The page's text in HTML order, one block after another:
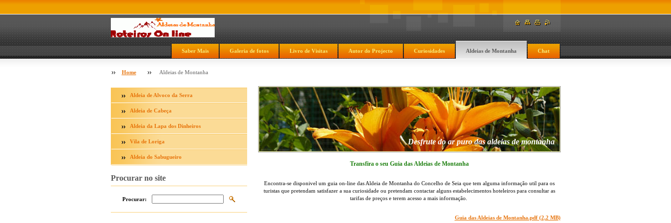
Saber Mais Galeria de fotos Livro de Visitas Autor do Projecto Curiosidades Aldeias de Montanha Chat
Home Aldeias de Montanha
Desfrute do ar puro das aldeias de montanha
Transfira o seu Guia das Aldeias de Montanha
Encontra-se disponivel um guia on-line das Aldeia de Montanha do Concelho de Seia que tem alguma informação util para os
turistas que pretendam satisfazer a sua curiosidade ou pretendam contactar alguns estabelecimentos hoteleiros para consultar as
tarifas de preços e terem acesso a mais informação.
Guia das Aldeias de Montanha.pdf (2,2 MB)
Aldeia de Alvoco da Serra
Aldeia de Cabeça
Aldeia da Lapa dos Dinheiros
Vila de Loriga
Aldeia do Sabugueiro
Procurar no site
Procurar: